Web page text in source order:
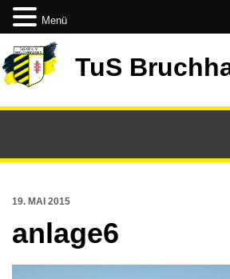
TuS
19. MAI 2015
anlage6
Menü